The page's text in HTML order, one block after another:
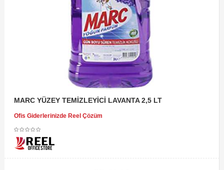
MARC YÜZEY TEMİZLEYİCİ LAVANTA 2,5 LT
Ofis Giderlerinizde Reel Çözüm